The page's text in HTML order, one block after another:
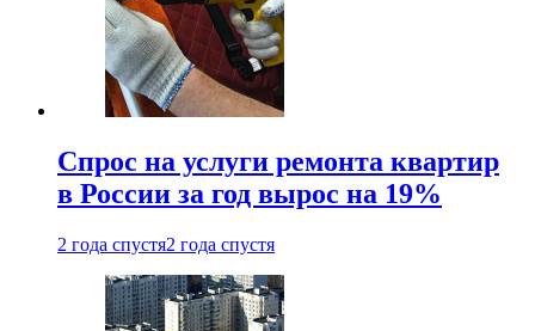
Спрос на услуги ремонта квартир
в России за год вырос на 19%
2 года спустя2 года спустя